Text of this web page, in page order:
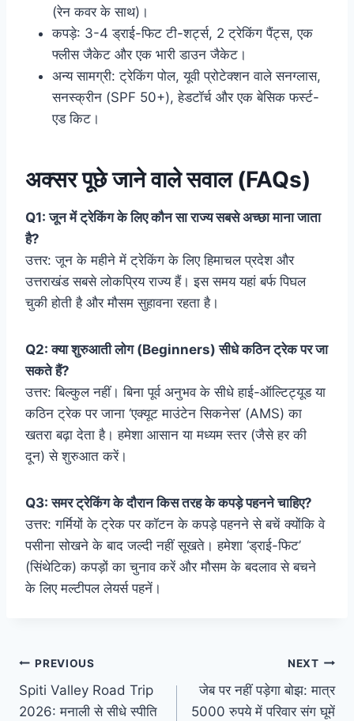
(रेन कवर के साथ)।
कपड़े: 3-4 ड्राई-फिट टी-शर्ट्स, 2 ट्रेकिंग पैंट्स, एक
फ्लीस जैकेट और एक भारी डाउन जैकेट।
अन्य सामग्री: ट्रेकिंग पोल, यूवी प्रोटेक्शन वाले सनग्लास,
सनस्क्रीन (SPF 50+), हेडटॉर्च और एक बेसिक फर्स्ट-
एड किट।
अक्सर पूछे जाने वाले सवाल (FAQs)
Q1: जून में ट्रेकिंग के लिए कौन सा राज्य सबसे अच्छा माना जाता
है?
उत्तर: जून के महीने में ट्रेकिंग के लिए हिमाचल प्रदेश और
उत्तराखंड सबसे लोकप्रिय राज्य हैं। इस समय यहां बर्फ पिघल
चुकी होती है और मौसम सुहावना रहता है।
Q2: क्या शुरुआती लोग (Beginners) सीधे कठिन ट्रेक पर जा
सकते हैं?
उत्तर: बिल्कुल नहीं। बिना पूर्व अनुभव के सीधे हाई-ऑल्टिट्यूड या
कठिन ट्रेक पर जाना ‘एक्यूट माउंटेन सिकनेस’ (AMS) का
खतरा बढ़ा देता है। हमेशा आसान या मध्यम स्तर (जैसे हर की
दून) से शुरुआत करें।
Q3: समर ट्रेकिंग के दौरान किस तरह के कपड़े पहनने चाहिए?
उत्तर: गर्मियों के ट्रेक पर कॉटन के कपड़े पहनने से बचें क्योंकि वे
पसीना सोखने के बाद जल्दी नहीं सूखते। हमेशा ‘ड्राई-फिट’
(सिंथेटिक) कपड़ों का चुनाव करें और मौसम के बदलाव से बचने
के लिए मल्टीपल लेयर्स पहनें।
Post
navigation
PREVIOUS
Spiti Valley Road Trip
2026: मनाली से सीधे स्पीति
NEXT
जेब पर नहीं पड़ेगा बोझ: मात्र
5000 रुपये में परिवार संग घूमें